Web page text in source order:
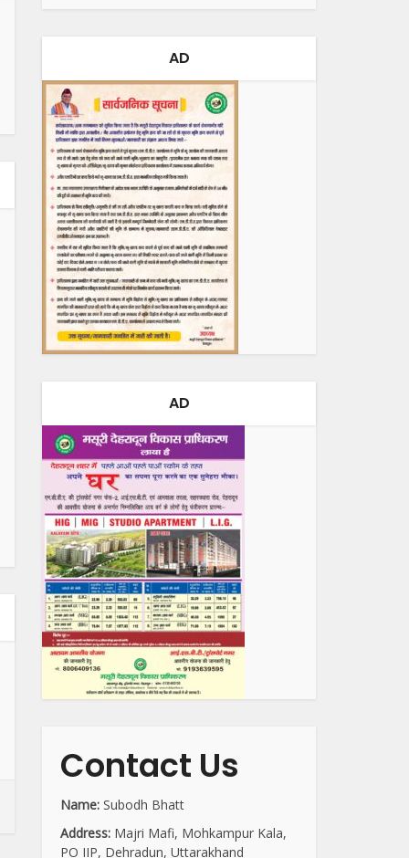
AD
AD
Contact Us
Name: Subodh Bhatt
Address: Majri Mafi, Mohkampur Kala,
PO IIP, Dehradun, Uttarakhand